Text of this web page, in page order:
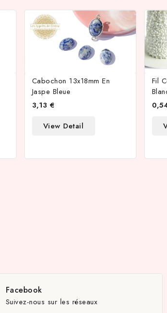
Cabochon 13x18mm En
Jaspe Bleue
3,13 €
View Detail
Fil
Facebook
Suivez-nous sur les réseaux